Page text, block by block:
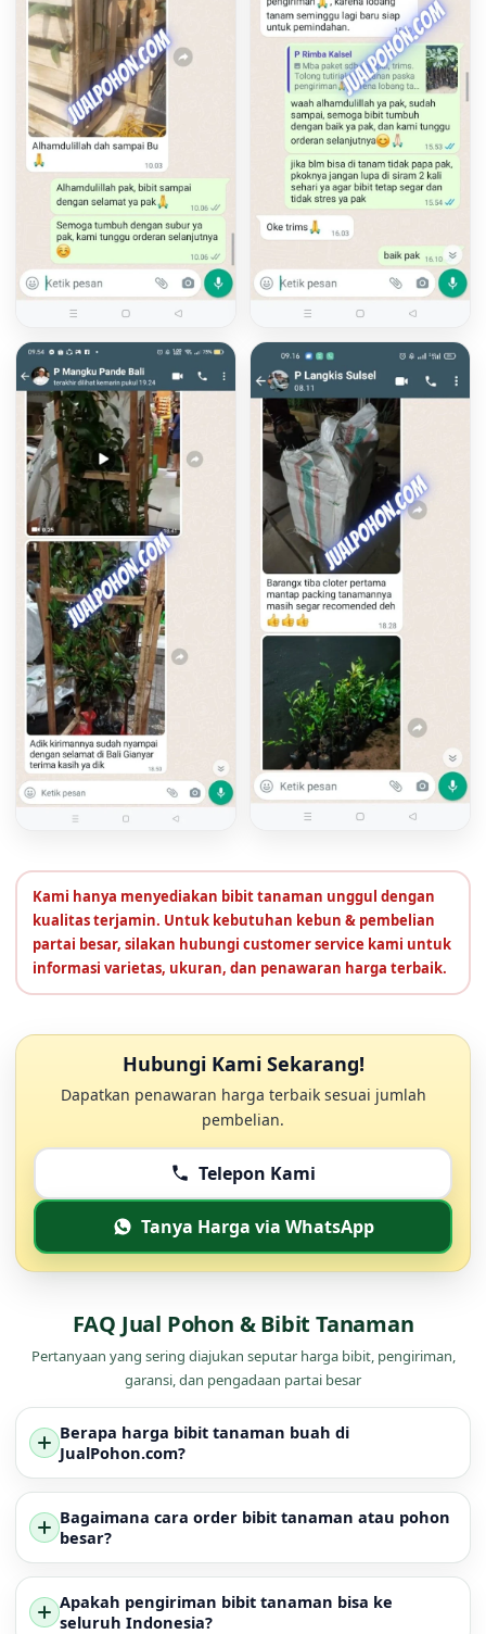
Kami hanya menyediakan bibit tanaman unggul dengan
kualitas terjamin. Untuk kebutuhan kebun & pembelian
partai besar, silakan hubungi customer service kami untuk
informasi varietas, ukuran, dan penawaran harga terbaik.
Hubungi Kami Sekarang!
Dapatkan penawaran harga terbaik sesuai jumlah
pembelian.
Telepon Kami
Tanya Harga via WhatsApp
FAQ Jual Pohon & Bibit Tanaman
Pertanyaan yang sering diajukan seputar harga bibit, pengiriman,
garansi, dan pengadaan partai besar
Berapa harga bibit tanaman buah di
JualPohon.com?
Bagaimana cara order bibit tanaman atau pohon
besar?
Apakah pengiriman bibit tanaman bisa ke
seluruh Indonesia?